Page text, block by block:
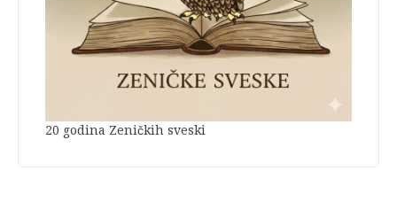
20 godina Zeničkih sveski